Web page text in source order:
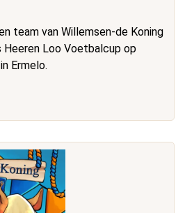
team van Willemsen-de Koning
Heeren Loo Voetbalcup op
Ermelo.